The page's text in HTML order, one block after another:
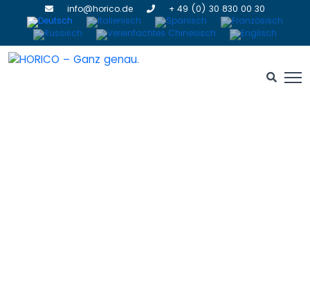
info@horico.de + 49 (0) 30 830 00 30